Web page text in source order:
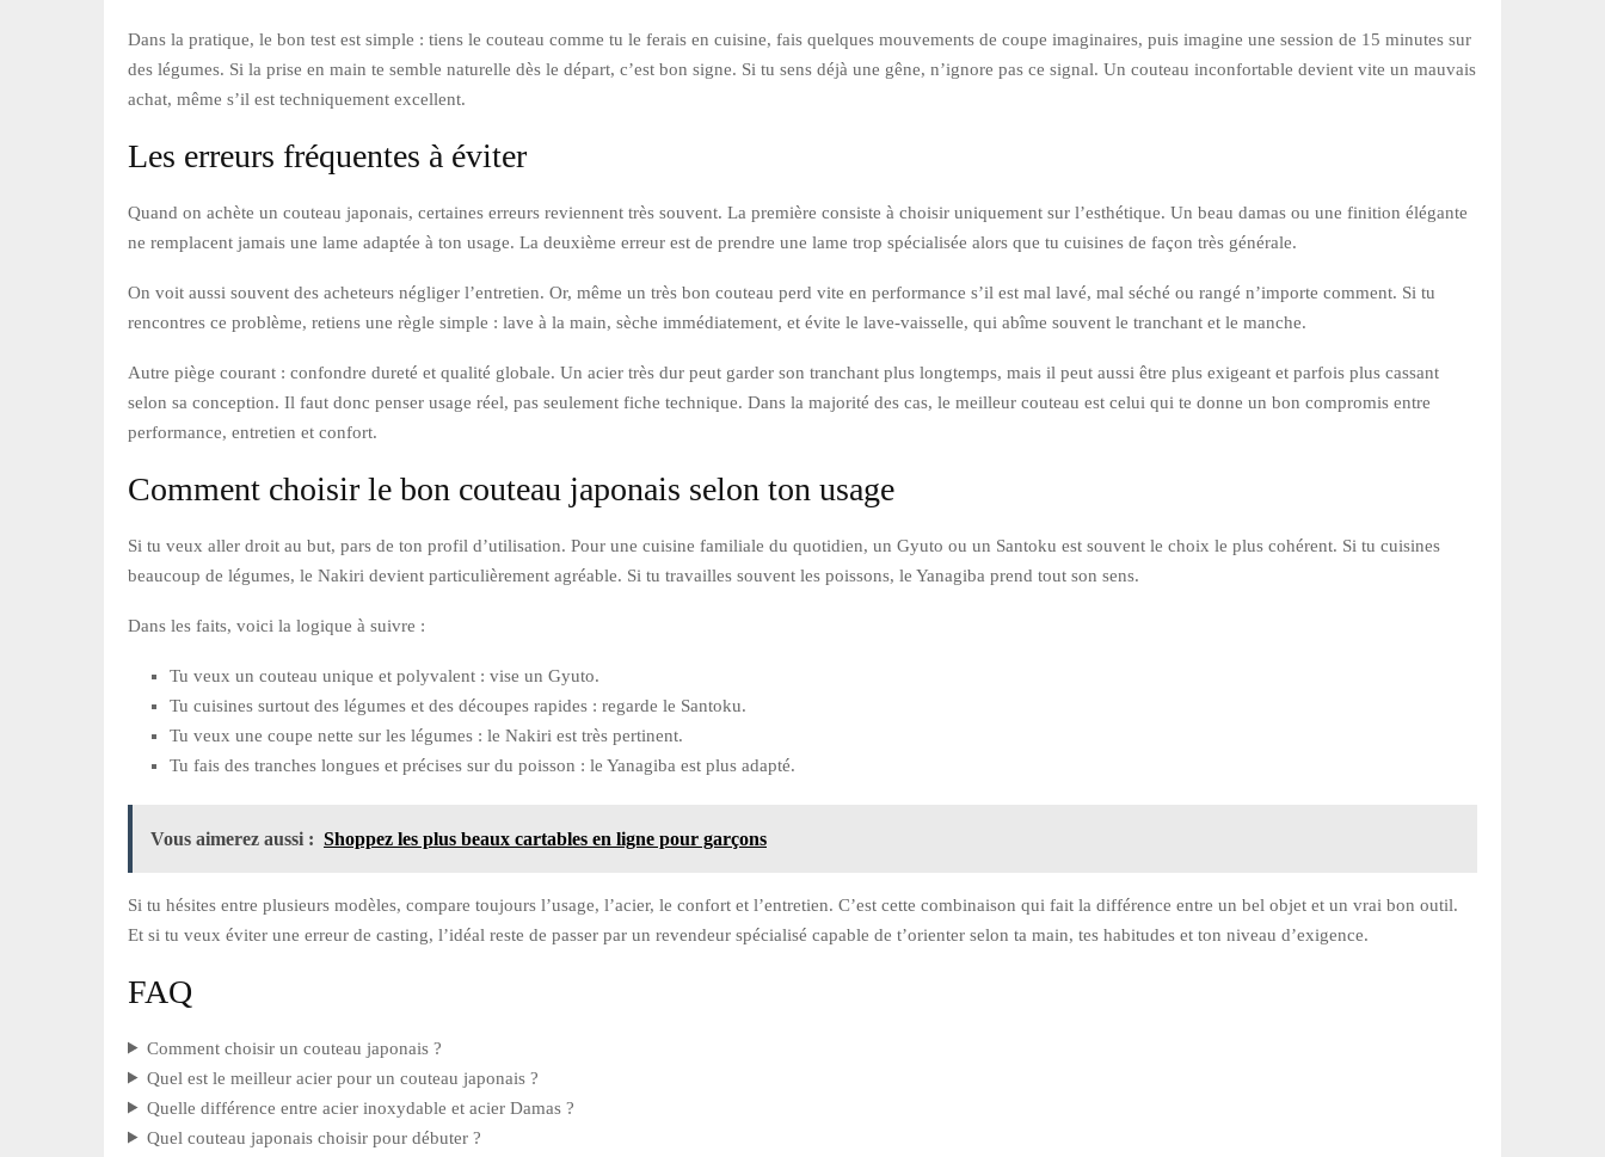
Dans la pratique, le bon test est simple : tiens le couteau comme tu le ferais en cuisine, fais quelques mouvements de coupe imaginaires, puis imagine une session de 15 minutes sur
des légumes. Si la prise en main te semble naturelle dès le départ, c’est bon signe. Si tu sens déjà une gêne, n’ignore pas ce signal. Un couteau inconfortable devient vite un mauvais
achat, même s’il est techniquement excellent.
Les erreurs fréquentes à éviter
Quand on achète un couteau japonais, certaines erreurs reviennent très souvent. La première consiste à choisir uniquement sur l’esthétique. Un beau damas ou une finition élégante
ne remplacent jamais une lame adaptée à ton usage. La deuxième erreur est de prendre une lame trop spécialisée alors que tu cuisines de façon très générale.
On voit aussi souvent des acheteurs négliger l’entretien. Or, même un très bon couteau perd vite en performance s’il est mal lavé, mal séché ou rangé n’importe comment. Si tu
rencontres ce problème, retiens une règle simple : lave à la main, sèche immédiatement, et évite le lave-vaisselle, qui abîme souvent le tranchant et le manche.
Autre piège courant : confondre dureté et qualité globale. Un acier très dur peut garder son tranchant plus longtemps, mais il peut aussi être plus exigeant et parfois plus cassant
selon sa conception. Il faut donc penser usage réel, pas seulement fiche technique. Dans la majorité des cas, le meilleur couteau est celui qui te donne un bon compromis entre
performance, entretien et confort.
Comment choisir le bon couteau japonais selon ton usage
Si tu veux aller droit au but, pars de ton profil d’utilisation. Pour une cuisine familiale du quotidien, un Gyuto ou un Santoku est souvent le choix le plus cohérent. Si tu cuisines
beaucoup de légumes, le Nakiri devient particulièrement agréable. Si tu travailles souvent les poissons, le Yanagiba prend tout son sens.
Dans les faits, voici la logique à suivre :
Tu veux un couteau unique et polyvalent : vise un Gyuto.
Tu cuisines surtout des légumes et des découpes rapides : regarde le Santoku.
Tu veux une coupe nette sur les légumes : le Nakiri est très pertinent.
Tu fais des tranches longues et précises sur du poisson : le Yanagiba est plus adapté.
Vous aimerez aussi : Shoppez les plus beaux cartables en ligne pour garçons
Si tu hésites entre plusieurs modèles, compare toujours l’usage, l’acier, le confort et l’entretien. C’est cette combinaison qui fait la différence entre un bel objet et un vrai bon outil.
Et si tu veux éviter une erreur de casting, l’idéal reste de passer par un revendeur spécialisé capable de t’orienter selon ta main, tes habitudes et ton niveau d’exigence.
FAQ
Comment choisir un couteau japonais ?
Quel est le meilleur acier pour un couteau japonais ?
Quelle différence entre acier inoxydable et acier Damas ?
Quel couteau japonais choisir pour débuter ?